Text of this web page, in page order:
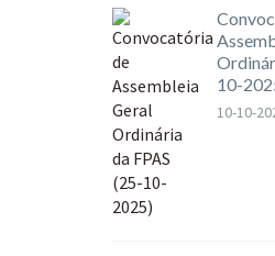
10-
10-10-